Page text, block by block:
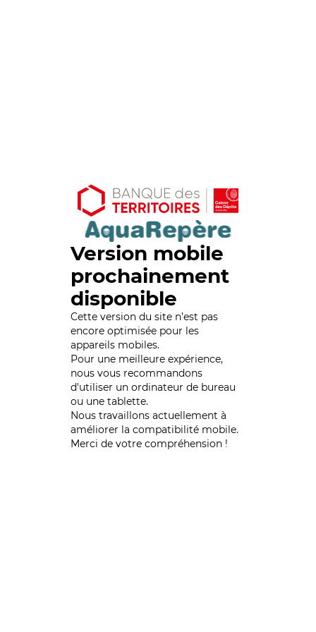
Version mobile
prochainement
disponible
Cette version du site n’est pas
encore optimisée pour les
appareils mobiles.
Pour une meilleure expérience,
nous vous recommandons
d'utiliser un ordinateur de bureau
ou une tablette.
Nous travaillons actuellement à
améliorer la compatibilité mobile.
Merci de votre compréhension !